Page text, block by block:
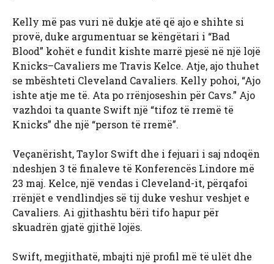
Kelly më pas vuri në dukje atë që ajo e shihte si
provë, duke argumentuar se këngëtari i “Bad
Blood” kohët e fundit kishte marrë pjesë në një lojë
Knicks–Cavaliers me Travis Kelce. Atje, ajo thuhet
se mbështeti Cleveland Cavaliers. Kelly pohoi, “Ajo
ishte atje me të. Ata po rrënjoseshin për Cavs.” Ajo
vazhdoi ta quante Swift një “tifoz të rremë të
Knicks” dhe një “person të rremë”.
Veçanërisht, Taylor Swift dhe i fejuari i saj ndoqën
ndeshjen 3 të finaleve të Konferencës Lindore më
23 maj. Kelce, një vendas i Cleveland-it, përqafoi
rrënjët e vendlindjes së tij duke veshur veshjet e
Cavaliers. Ai gjithashtu bëri tifo hapur për
skuadrën gjatë gjithë lojës.
Swift, megjithatë, mbajti një profil më të ulët dhe